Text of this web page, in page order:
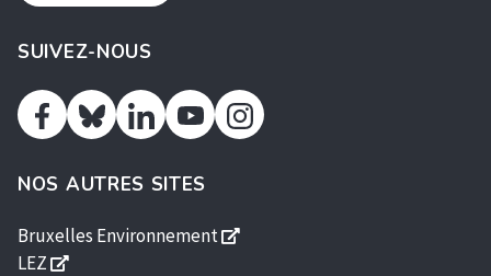
SUIVEZ-NOUS
FacebookBlueskyLinkedinYoutubeInstagram
NOS AUTRES SITES
Bruxelles Environnement
s'ouvre dans une nouvelle
LEZ
s'ouvre dans une nouvelle fenêtre